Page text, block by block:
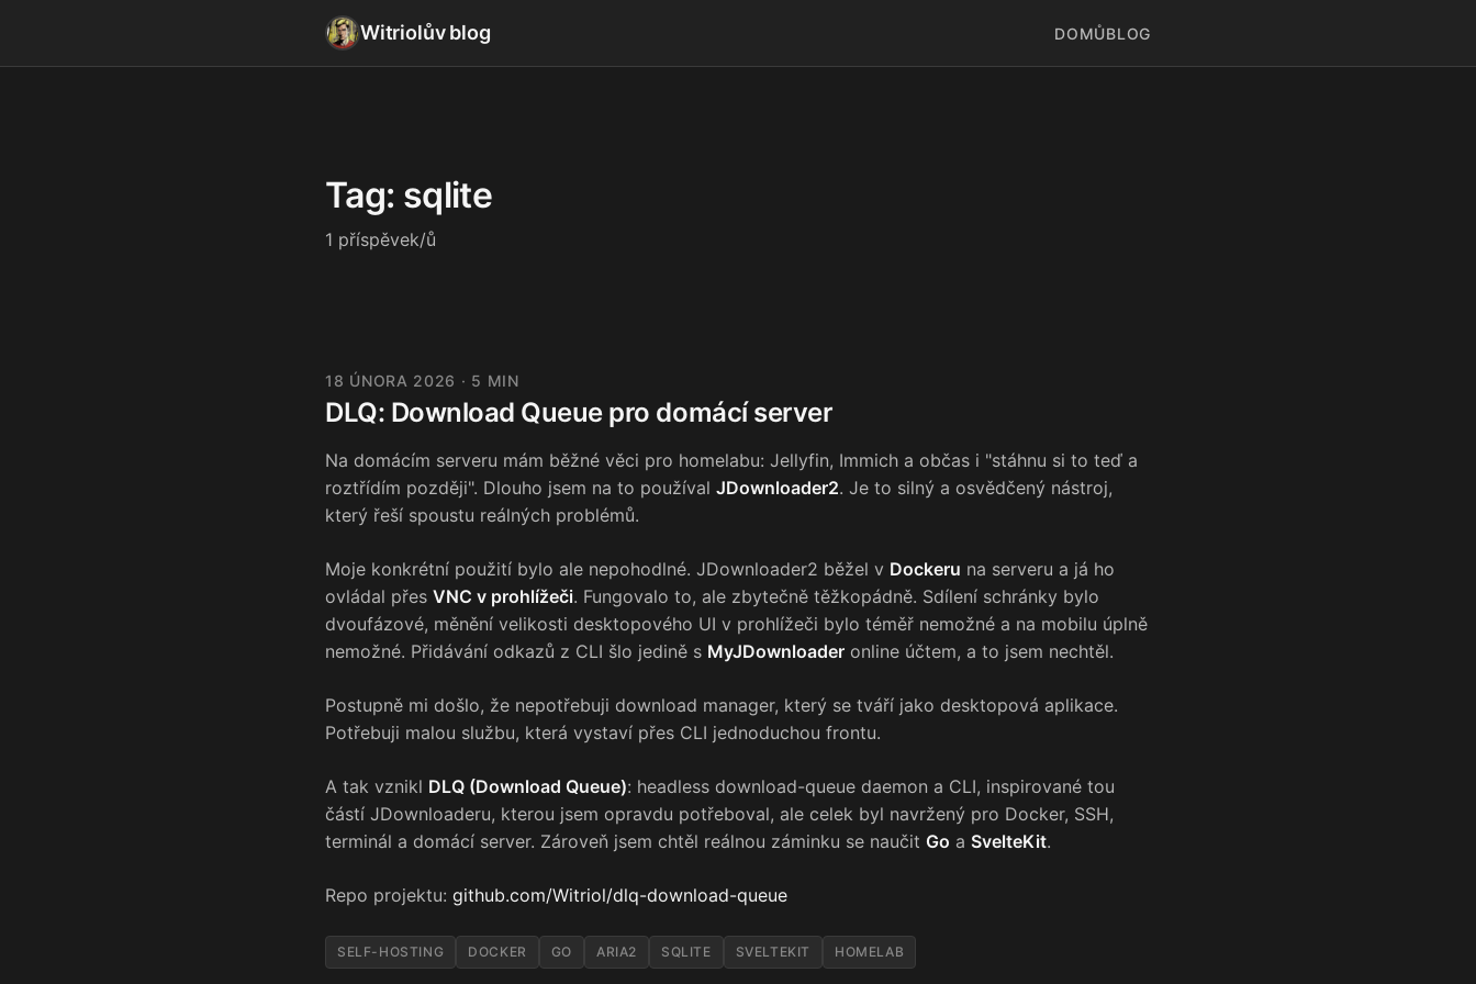
Witriolův blog DOMŮBLOG
Tag: sqlite
1 příspěvek/ů
18 ÚNORA 2026 · 5 MIN
DLQ: Download Queue pro domácí server
Na domácím serveru mám běžné věci pro homelabu: Jellyfin, Immich a občas i "stáhnu si to teď a
roztřídím později". Dlouho jsem na to používal JDownloader2. Je to silný a osvědčený nástroj,
který řeší spoustu reálných problémů.
Moje konkrétní použití bylo ale nepohodlné. JDownloader2 běžel v Dockeru na serveru a já ho
ovládal přes VNC v prohlížeči. Fungovalo to, ale zbytečně těžkopádně. Sdílení schránky bylo
dvoufázové, měnění velikosti desktopového UI v prohlížeči bylo téměř nemožné a na mobilu úplně
nemožné. Přidávání odkazů z CLI šlo jedině s MyJDownloader online účtem, a to jsem nechtěl.
Postupně mi došlo, že nepotřebuji download manager, který se tváří jako desktopová aplikace.
Potřebuji malou službu, která vystaví přes CLI jednoduchou frontu.
A tak vznikl DLQ (Download Queue): headless download-queue daemon a CLI, inspirované tou
částí JDownloaderu, kterou jsem opravdu potřeboval, ale celek byl navržený pro Docker, SSH,
terminál a domácí server. Zároveň jsem chtěl reálnou záminku se naučit Go a SvelteKit.
Repo projektu: github.com/Witriol/dlq-download-queue
SELF-HOSTING DOCKER GO ARIA2 SQLITE SVELTEKIT HOMELAB